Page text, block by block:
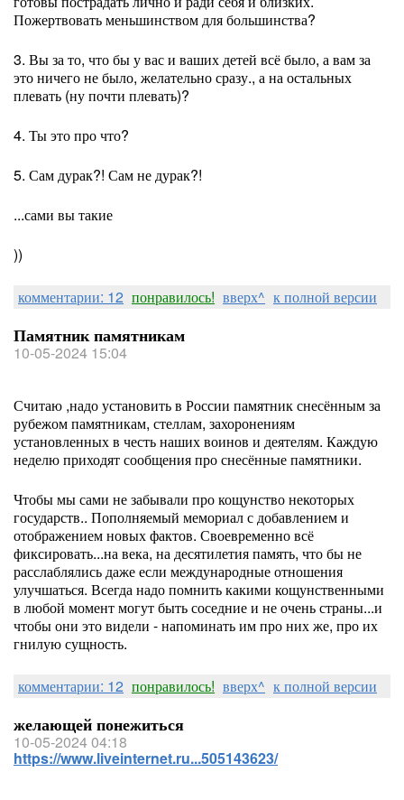
Пожертвовать меньшинством для большинства?
3. Вы за то, что бы у вас и ваших детей всё было, а вам за
это ничего не было, желательно сразу., а на остальных
плевать (ну почти плевать)?
4. Ты это про что?
5. Сам дурак?! Сам не дурак?!
...сами вы такие
))
комментарии: 12 понравилось! вверх^ к полной версии
Памятник памятникам
10-05-2024 15:04
Считаю ,надо установить в России памятник снесённым за
рубежом памятникам, стеллам, захоронениям
установленных в честь наших воинов и деятелям. Каждую
неделю приходят сообщения про снесённые памятники.
Чтобы мы сами не забывали про кощунство некоторых
государств.. Пополняемый мемориал с добавлением и
отображением новых фактов. Своевременно всё
фиксировать...на века, на десятилетия память, что бы не
расслаблялись даже если международные отношения
улучшаться. Всегда надо помнить какими кощунственными
в любой момент могут быть соседние и не очень страны...и
чтобы они это видели - напоминать им про них же, про их
гнилую сущность.
комментарии: 12 понравилось! вверх^ к полной версии
желающей понежиться
10-05-2024 04:18
https://www.liveinternet.ru...505143623/